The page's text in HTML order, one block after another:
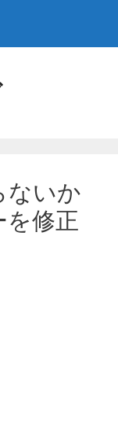
ないか
を修正